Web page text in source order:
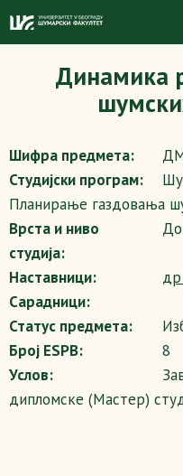
Динамика
Шифра предмета:
Студијски програм:
Планирање газдовања
Врста и ниво
студија:
Наставници:
др
Сарадници:
Статус предмета:
Број ESPB:
8
Услов:
дипломске (Мастер)